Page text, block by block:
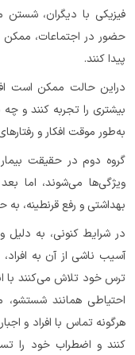
فیزیکی با دیگران،
حضور در اجتماعات، ممکن
پیدا کنند.
دراین حالت ممکن است
بیشتری را تجربه کنند و
به‌طور موقت افکار و
گروه دوم در حقیقت
ویژگی‌ها می‌شوند، اما
بهداشتی و رفع قرنطینه،
در شرایط کنونی، به
آسیب ناشی از آن به
ترس خود تلاش می‌کنند با
احتیاطی همانند شستشو،
هرگونه تماس با افراد و
کنند و اضطراب خود را